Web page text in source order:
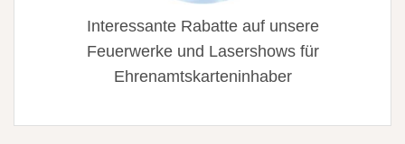
Interessante Rabatte auf unsere
Feuerwerke und Lasershows für
Ehrenamtskarteninhaber